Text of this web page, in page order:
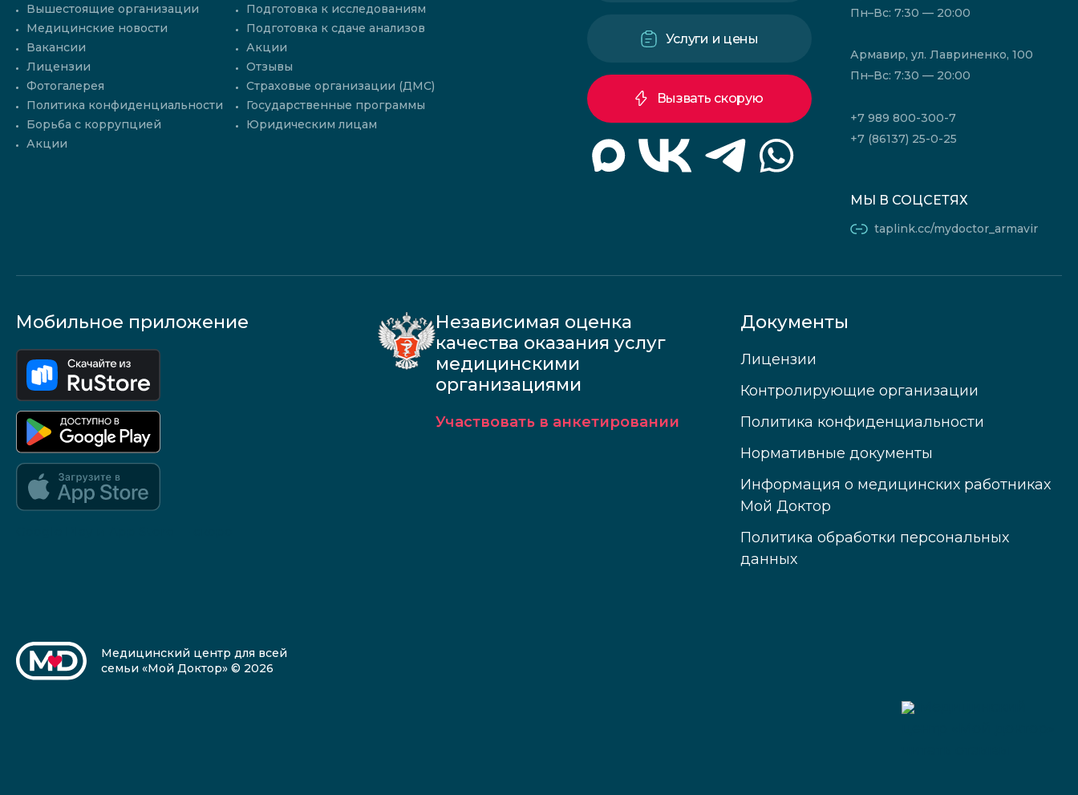
Вышестоящие организации
Медицинские новости
Вакансии
Лицензии
Фотогалерея
Политика конфиденциальности
Борьба с коррупцией
Акции
Подготовка к исследованиям
Подготовка к сдаче анализов
Акции
Отзывы
Страховые организации (ДМС)
Государственные программы
Юридическим лицам
Услуги и цены
Вызвать скорую
Пн–Вс: 7:30 — 20:00
Армавир, ул. Лавриненко, 100
Пн–Вс: 7:30 — 20:00
+7 989 800-300-7
+7 (86137) 25-0-25
МЫ В СОЦСЕТЯХ
taplink.cc/mydoctor_armavir
Мобильное приложение
Независимая оценка
качества оказания услуг
медицинскими
организациями
Участвовать в анкетировании
Документы
Лицензии
Контролирующие организации
Политика конфиденциальности
Нормативные документы
Информация о медицинских работниках
Мой Доктор
Политика обработки персональных
данных
Медицинский центр для всей
семьи «Мой Доктор» © 2026